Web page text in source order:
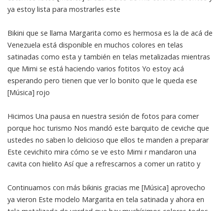
ya estoy lista para mostrarles este
Bikini que se llama Margarita como es hermosa es la de acá de
Venezuela está disponible en muchos colores en telas
satinadas como esta y también en telas metalizadas mientras
que Mimi se está haciendo varios fotitos Yo estoy acá
esperando pero tienen que ver lo bonito que le queda ese
[Música] rojo
Hicimos Una pausa en nuestra sesión de fotos para comer
porque hoc turismo Nos mandó este barquito de ceviche que
ustedes no saben lo delicioso que ellos te manden a preparar
Este cevichito mira cómo se ve esto Mimi r mandaron una
cavita con hielito Así que a refrescarnos a comer un ratito y
Continuamos con más bikinis gracias me [Música] aprovecho
ya vieron Este modelo Margarita en tela satinada y ahora en